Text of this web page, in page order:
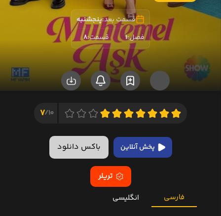
قسمت بعد:پنجشنبه
فصل:1 قسمت:8
10/
7
پخش آنلاین باکس دانلود
تریلر
فارسی انگلیسی